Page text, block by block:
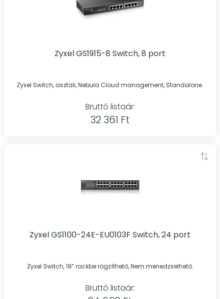
Zyxel GS1915-8 Switch, 8 port
Zyxel Switch, asztali, Nebula Cloud management, Standalone.
Bruttó listaár:
32 361 Ft
Zyxel GS1100-24E-EU0103F Switch, 24 port
Zyxel Switch, 19” rackbe rögzíthető, Nem menedzselhető.
Bruttó listaár: